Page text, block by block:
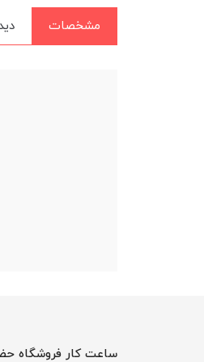
مشخصات
ساعت کار فروشگاه